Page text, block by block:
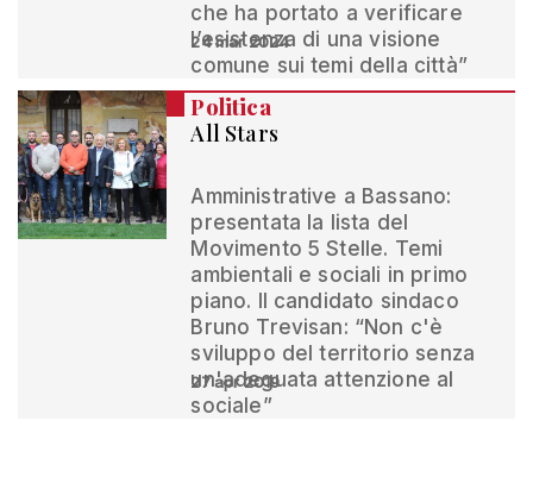
che ha portato a verificare
l’esistenza di una visione
comune sui temi della città”
24 mar 2024
Politica
All Stars
Amministrative a Bassano:
presentata la lista del
Movimento 5 Stelle. Temi
ambientali e sociali in primo
piano. Il candidato sindaco
Bruno Trevisan: “Non c'è
sviluppo del territorio senza
un'adeguata attenzione al
sociale”
27 apr 2019